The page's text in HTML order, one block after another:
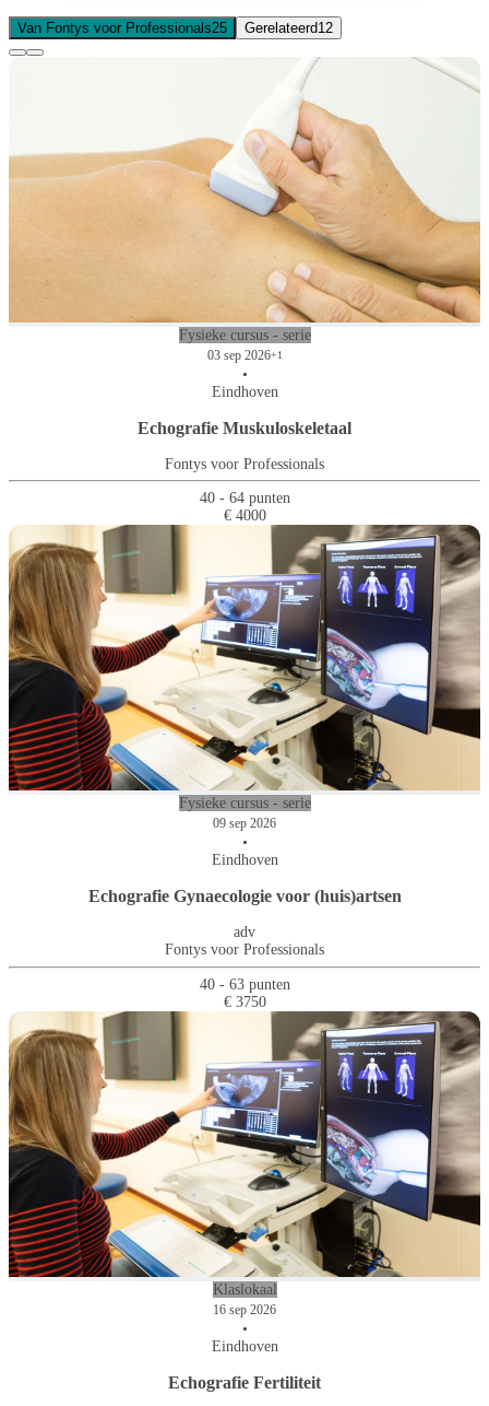
Van Fontys voor Professionals25 Gerelateerd12
Fysieke cursus - serie
03 sep 2026+1
•
Eindhoven
Echografie Muskuloskeletaal
Fontys voor Professionals
40 - 64 punten
€ 4000
Fysieke cursus - serie
09 sep 2026
•
Eindhoven
Echografie Gynaecologie voor (huis)artsen
adv
Fontys voor Professionals
40 - 63 punten
€ 3750
Klaslokaal
16 sep 2026
•
Eindhoven
Echografie Fertiliteit